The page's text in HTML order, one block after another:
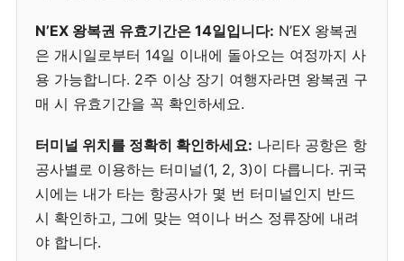
N’EX 왕복권 유효기간은 14일입니다: N’EX 왕복권
은 개시일로부터 14일 이내에 돌아오는 여정까지 사
용 가능합니다. 2주 이상 장기 여행자라면 왕복권 구
매 시 유효기간을 꼭 확인하세요.
터미널 위치를 정확히 확인하세요: 나리타 공항은 항
공사별로 이용하는 터미널(1, 2, 3)이 다릅니다. 귀국
시에는 내가 타는 항공사가 몇 번 터미널인지 반드
시 확인하고, 그에 맞는 역이나 버스 정류장에 내려
야 합니다.